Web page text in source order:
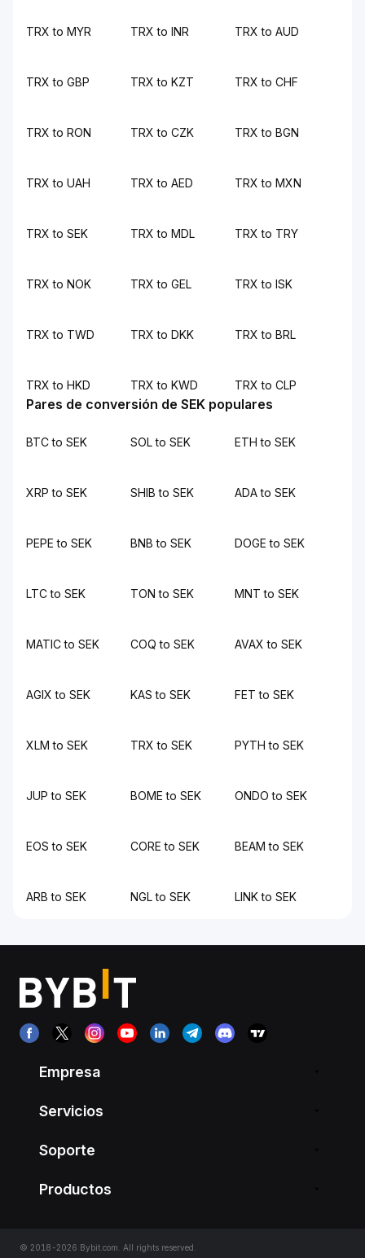
TRX to MYR TRX to INR TRX to AUD
TRX to GBP TRX to KZT TRX to CHF
TRX to RON TRX to CZK TRX to BGN
TRX to UAH TRX to AED TRX to MXN
TRX to SEK TRX to MDL TRX to TRY
TRX to NOK TRX to GEL TRX to ISK
TRX to TWD TRX to DKK TRX to BRL
TRX to HKD TRX to KWD TRX to CLP
Pares de conversión de SEK populares
BTC to SEK SOL to SEK ETH to SEK
XRP to SEK SHIB to SEK ADA to SEK
PEPE to SEK BNB to SEK DOGE to SEK
LTC to SEK TON to SEK MNT to SEK
MATIC to SEK COQ to SEK AVAX to SEK
AGIX to SEK KAS to SEK FET to SEK
XLM to SEK TRX to SEK PYTH to SEK
JUP to SEK BOME to SEK ONDO to SEK
EOS to SEK CORE to SEK BEAM to SEK
ARB to SEK NGL to SEK LINK to SEK
Empresa
Servicios
Soporte
Productos
© 2018-2026 Bybit.com. All rights reserved.